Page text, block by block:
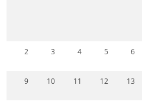
2 3 4 5 6
9 10 11 12 13